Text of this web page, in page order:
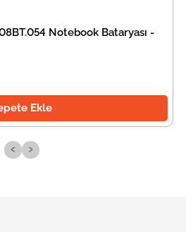
Notebook Bataryası -
Ekle
‹ ›